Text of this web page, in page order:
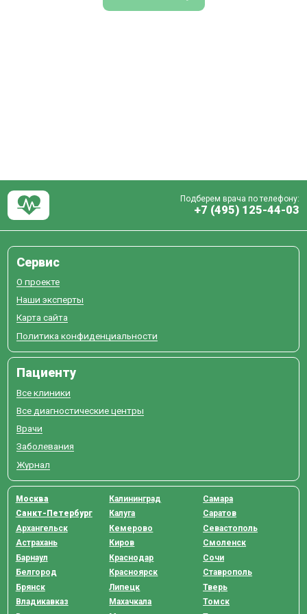
Подберем врача по телефону:
+7 (495) 125-44-03
Сервис
О проекте
Наши эксперты
Карта сайта
Политика конфиденциальности
Пациенту
Все клиники
Все диагностические центры
Врачи
Заболевания
Журнал
Москва
Санкт-Петербург
Архангельск
Астрахань
Барнаул
Белгород
Брянск
Владикавказ
Калининград
Калуга
Кемерово
Киров
Краснодар
Красноярск
Липецк
Махачкала
Самара
Саратов
Севастополь
Смоленск
Сочи
Ставрополь
Тверь
Томск